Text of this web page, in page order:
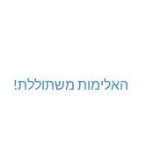
האלימות משתוללת!